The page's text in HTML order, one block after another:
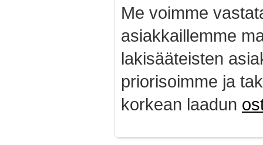
Me voimme
asiakkaillemme
lakisääteisten
priorisoimme ja
korkean laadun